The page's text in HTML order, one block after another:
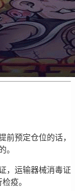
前预定仓位的话，
。
，运输器械消毒证
疫。